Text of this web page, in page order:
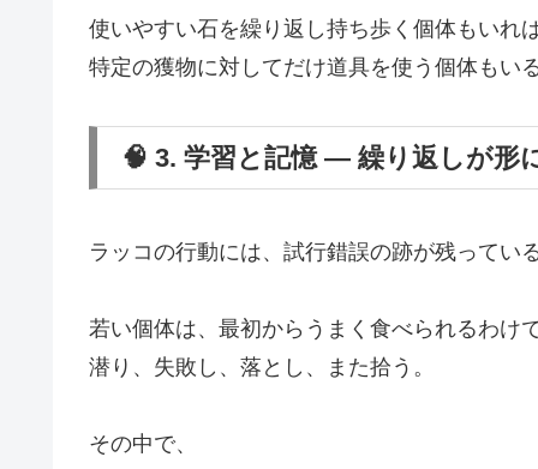
使いやすい石を繰り返し持ち歩く個体もいれば
特定の獲物に対してだけ道具を使う個体もいる
🧠 3. 学習と記憶 ― 繰り返しが形
ラッコの行動には、試行錯誤の跡が残っている
若い個体は、最初からうまく食べられるわけ
潜り、失敗し、落とし、また拾う。
その中で、